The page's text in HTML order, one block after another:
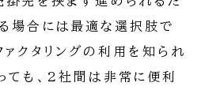
場合には最適な選択肢で
ァクタリングの利用を知られ
ても、2社間は非常に便利